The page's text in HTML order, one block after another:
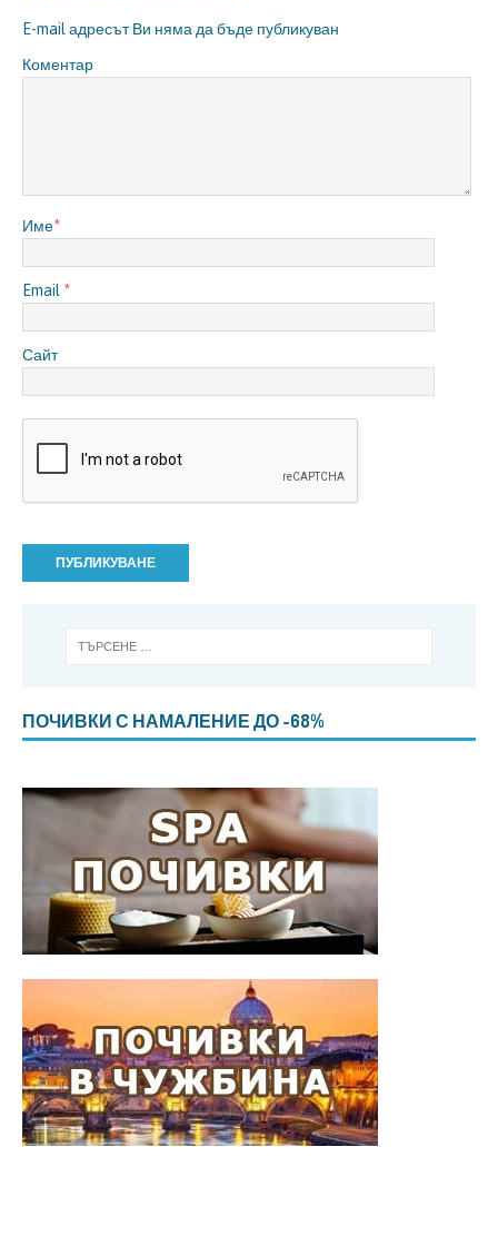
E-mail адресът Ви няма да бъде публикуван
Коментар
Име*
Email *
Сайт
ПОЧИВКИ С НАМАЛЕНИЕ ДО -68%